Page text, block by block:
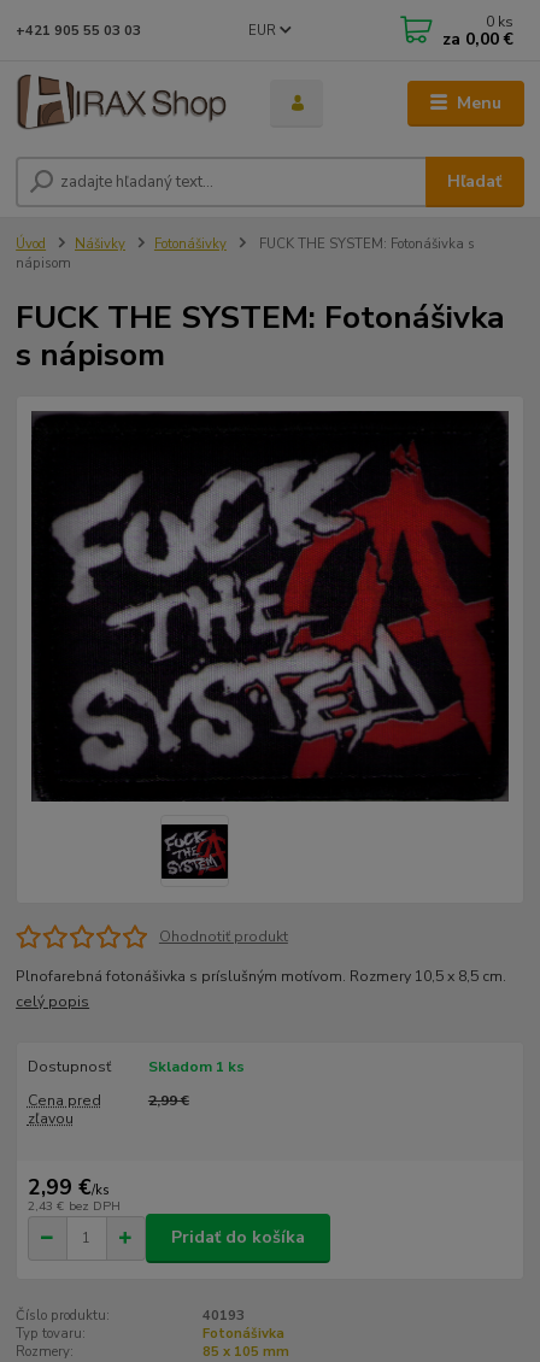
Menu
EUR
Hľadať
+421 905 55 03 03 0 ks
za 0,00 €
Úvod Nášivky Fotonášivky
FUCK THE SYSTEM: Fotonášivka s
nápisom
FUCK THE SYSTEM: Fotonášivka
s nápisom
Ohodnotiť produkt
Plnofarebná fotonášivka s príslušným motívom. Rozmery 10,5 x 8,5 cm.
celý popis
Dostupnosť
Skladom 1 ks
Cena pred
zľavou
2,99 €
2,99 €/ks
2,43 € bez DPH
Pridať do košíka
Číslo produktu:
40193
Typ tovaru:
Fotonášivka
Rozmery:
85 x 105 mm